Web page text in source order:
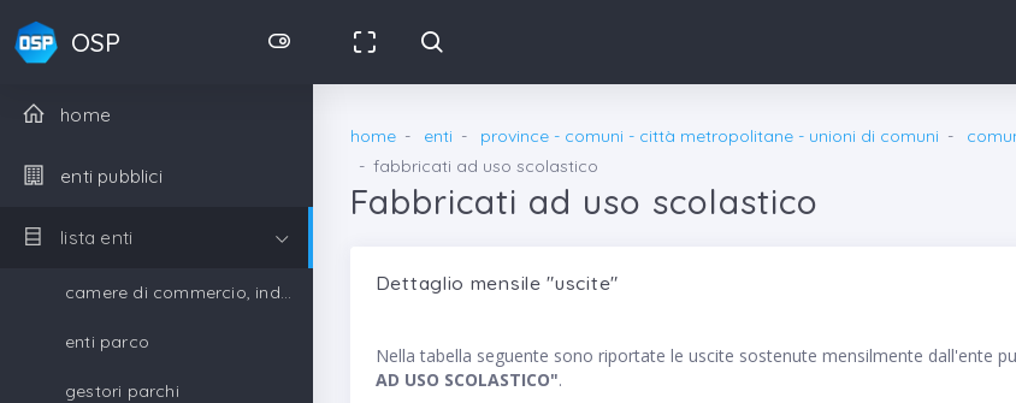
OSP
home
enti pubblici
lista enti
camere di commercio, industria, artigianato e agricoltura
enti parco
gestori parchi
home enti province - comuni - città metropolitane - unioni di comuni
fabbricati ad uso scolastico
Fabbricati ad uso scolastico
Dettaglio mensile "uscite"
Nella tabella seguente sono riportate le uscite sostenute mensilmente dall'ente
AD USO SCOLASTICO".